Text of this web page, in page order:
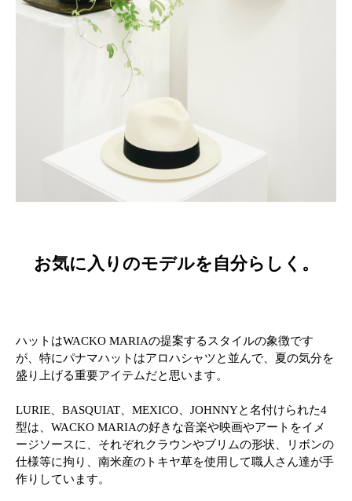
お気に入りのモデルを自分らしく。
ハットはWACKO MARIAの提案するスタイルの象徴です
が、特にパナマハットはアロハシャツと並んで、夏の気分を
盛り上げる重要アイテムだと思います。
LURIE、BASQUIAT、MEXICO、JOHNNYと名付けられた4
型は、WACKO MARIAの好きな音楽や映画やアートをイメ
ージソースに、それぞれクラウンやブリムの形状、リボンの
仕様等に拘り、南米産のトキヤ草を使用して職人さん達が手
作りしています。